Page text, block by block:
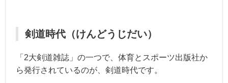
剣道時代（けんどうじだい）
「2大剣道雑誌」の一つで、体育とスポーツ出版社か
ら発行されているのが、剣道時代です。